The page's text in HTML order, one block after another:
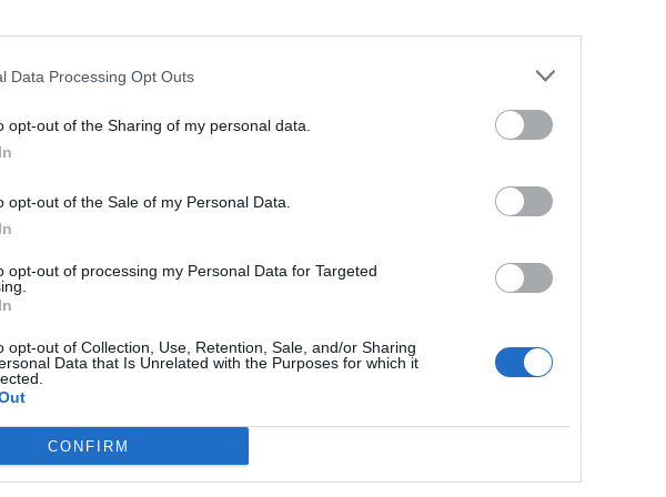
Data Processing Opt Outs
opt-out of the Sharing of my personal data.
opt-out of the Sale of my Personal Data.
opt-out of processing my Personal Data for Targeted
opt-out of Collection, Use, Retention, Sale, and/or Sharing
Data that Is Unrelated with the Purposes for which it
CONFIRM
Αστυνομικών Διευθυντών Ελληνικής
των Αστυνομικών Διευθυντών της Ελληνικής Αστυνομίας
2022 09:32
κακοκαιρίας
στους πολίτες να ενημερώνονται τακτικά για τις
καιρικές συνθήκες στην περιοχή τους, να αποφεύγουν
μετακινήσεις